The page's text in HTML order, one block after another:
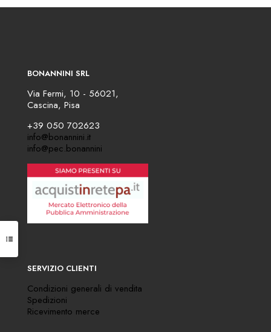
BONANNINI SRL
Via Fermi, 10 - 56021,
Cascina, Pisa
+39 050 702623
info@bonannini.it
info@pec.bonannini
SERVIZIO CLIENTI
Condizioni generali di vendita
Spedizioni
Ricevimento merce